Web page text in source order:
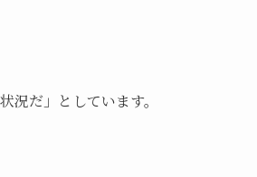
だ」としています。